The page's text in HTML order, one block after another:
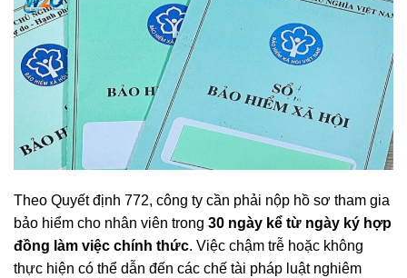
Theo Quyết định 772, công ty cần phải nộp hồ sơ tham gia
bảo hiểm cho nhân viên trong 30 ngày kể từ ngày ký hợp
đồng làm việc chính thức. Việc chậm trễ hoặc không
thực hiện có thể dẫn đến các chế tài pháp luật nghiêm